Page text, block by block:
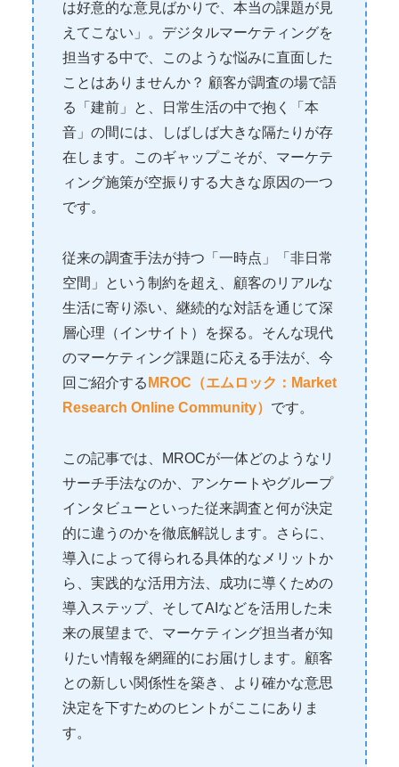
は好意的な意見ばかりで、本当の課題が見
えてこない」。デジタルマーケティングを
担当する中で、このような悩みに直面した
ことはありませんか？ 顧客が調査の場で語
る「建前」と、日常生活の中で抱く「本
音」の間には、しばしば大きな隔たりが存
在します。このギャップこそが、マーケテ
ィング施策が空振りする大きな原因の一つ
です。
従来の調査手法が持つ「一時点」「非日常
空間」という制約を超え、顧客のリアルな
生活に寄り添い、継続的な対話を通じて深
層心理（インサイト）を探る。そんな現代
のマーケティング課題に応える手法が、今
回ご紹介する MROC（エムロック：Market
Research Online Community） です。
この記事では、MROCが一体どのようなリ
サーチ手法なのか、アンケートやグループ
インタビューといった従来調査と何が決定
的に違うのかを徹底解説します。さらに、
導入によって得られる具体的なメリットか
ら、実践的な活用方法、成功に導くための
導入ステップ、そしてAIなどを活用した未
来の展望まで、マーケティング担当者が知
りたい情報を網羅的にお届けします。顧客
との新しい関係性を築き、より確かな意思
決定を下すためのヒントがここにありま
す。